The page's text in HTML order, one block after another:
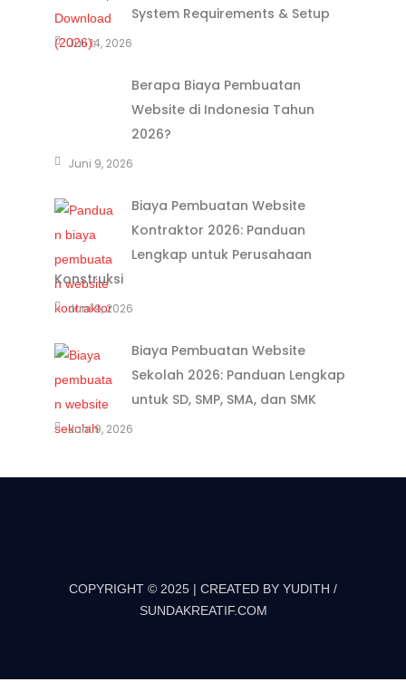
System Requirements & Setup
Juli 14, 2026
Berapa Biaya Pembuatan
Website di Indonesia Tahun
2026?
Juni 9, 2026
Biaya Pembuatan Website
Kontraktor 2026: Panduan
Lengkap untuk Perusahaan
Konstruksi
Juni 9, 2026
Biaya Pembuatan Website
Sekolah 2026: Panduan Lengkap
untuk SD, SMP, SMA, dan SMK
Juni 9, 2026
COPYRIGHT © 2025 | CREATED BY YUDITH /
SUNDAKREATIF.COM